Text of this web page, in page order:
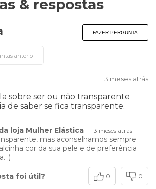
& respostas
FAZER PERGUNTA
3 meses atrás
sobre ser ou não transparente
de saber se fica transparente.
loja Mulher Elástica 3 meses atrás
mas aconselhamos sempre
cor da sua pele e de preferência
;)
foi útil? 0 0